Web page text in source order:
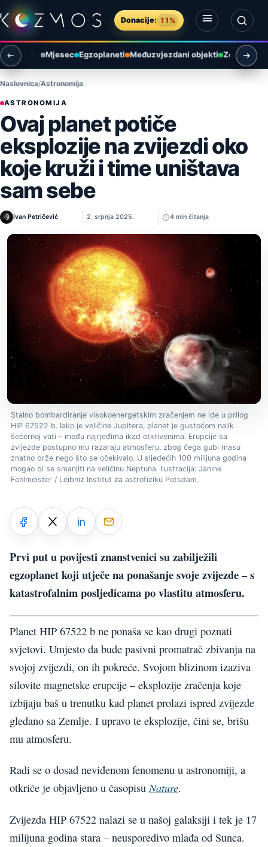
Preskoči na sadržaj
Donacije: 11%
Otvori izbornik
Otvori pretragu
Mjesec Egzoplaneti Međuzvjezdani objekti Zemlja i
Naslovnica Astronomija
ASTRONOMIJA
Ovaj planet potiče
eksplozije na zvijezdi oko
koje kruži i time uništava
sam sebe
Ivan Petričević 2. srpnja 2025. 4 min čitanja
Stalno bombardiranje visokoenergetskim zračenjem ne ide u prilog
HIP 67522 b. Iako je veličine Jupitera, planet je gustoćom nalik
šećernoj vati – među najrjeđima ikad otkrivenima. Erupcije sa
zvijezde postupno mu razaraju atmosferu, zbog čega gubi masu
znatno brže nego što se očekivalo. U sljedećih 100 milijuna godina
mogao bi se smanjiti na veličinu Neptuna. Ilustracija: Janine
Fohlmeister / Leibniz Institut za astrofiziku Potsdam.
Prvi put u povijesti znanstvenici su zabilježili
egzoplanet koji utječe na ponašanje svoje zvijezde – s
katastrofalnim posljedicama po vlastitu atmosferu.
Planet HIP 67522 b ne ponaša se kao drugi poznati
svjetovi. Umjesto da bude pasivni promatrač zbivanja na
svojoj zvijezdi, on ih pokreće. Svojom blizinom izaziva
silovite magnetske erupcije – eksplozije zračenja koje
izbijaju baš u trenutku kad planet prolazi ispred zvijezde
gledano sa Zemlje. I upravo te eksplozije, čini se, brišu
mu atmosferu.
Radi se o dosad neviđenom fenomenu u astronomiji, a
otkriće je objavljeno u časopisuNature.
Zvijezda HIP 67522 nalazi se u našoj galaksiji i tek je 17
milijuna godina stara – neusporedivo mlađa od Sunca.